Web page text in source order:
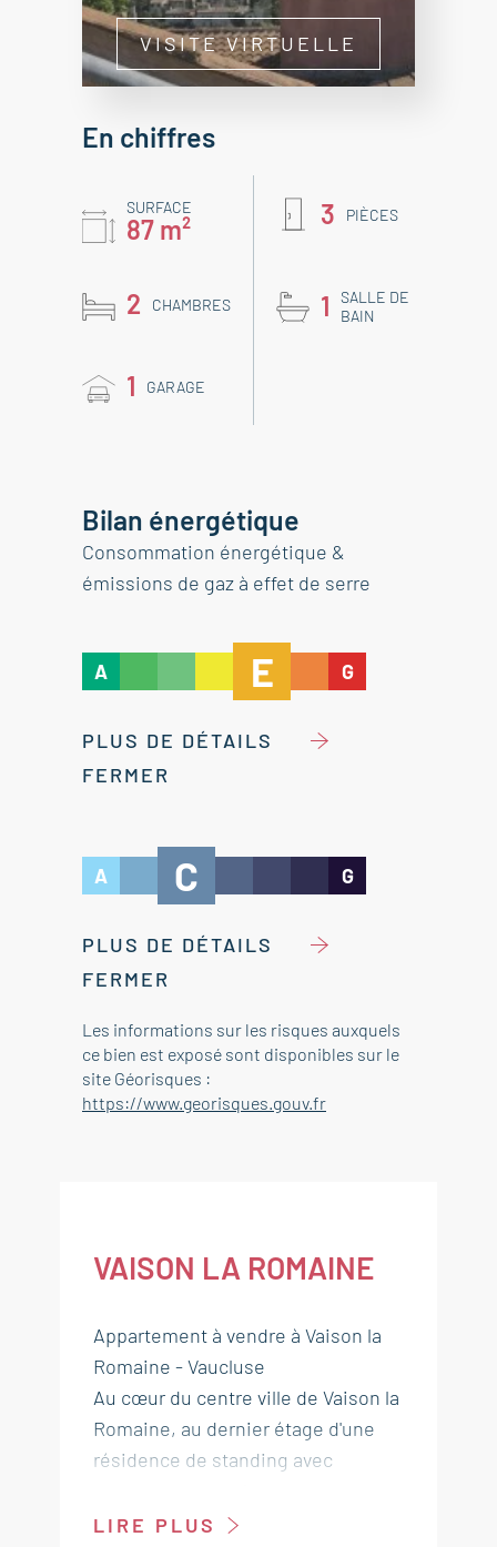
VISITE VIRTUELLE
En chiffres
SURFACE
87 m² 3 PIÈCES
2 CHAMBRES 1
SALLE DE
BAIN
1 GARAGE
Bilan énergétique
Consommation énergétique &
émissions de gaz à effet de serre
A E G
PLUS DE DÉTAILS
FERMER
A C G
PLUS DE DÉTAILS
FERMER
Les informations sur les risques auxquels
ce bien est exposé sont disponibles sur le
site Géorisques :
https://www.georisques.gouv.fr
VAISON LA ROMAINE
Appartement à vendre à Vaison la
Romaine - Vaucluse
Au cœur du centre ville de Vaison la
Romaine, au dernier étage d'une
résidence de standing avec
de 90 m² environ offrant 2 terrasses
LIRE PLUS